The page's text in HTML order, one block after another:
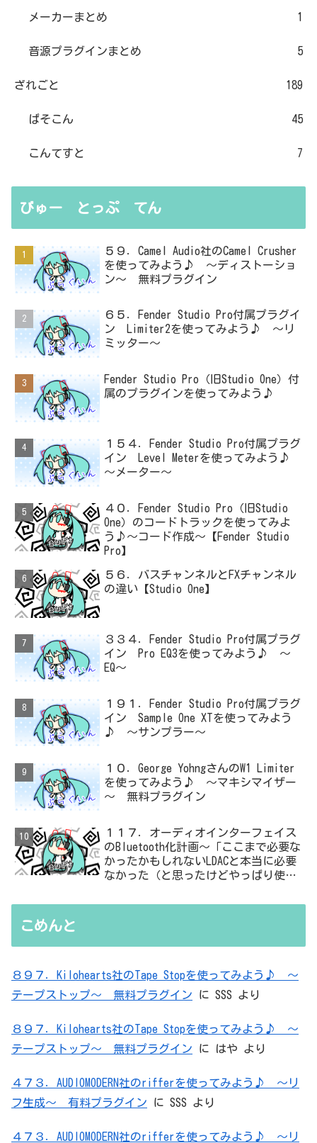
メーカーまとめ 1
音源プラグインまとめ 5
ざれごと 189
ぱそこん 45
こんてすと 7
びゅー とっぷ てん
５９．Camel Audio社のCamel Crusher
を使ってみよう♪ ～ディストーショ
ン～ 無料プラグイン
６５．Fender Studio Pro付属プラグイ
ン Limiter2を使ってみよう♪ ～リ
ミッター～
Fender Studio Pro（旧Studio One）付
属のプラグインを使ってみよう♪
１５４．Fender Studio Pro付属プラグ
イン Level Meterを使ってみよう♪
～メーター～
４０．Fender Studio Pro（旧Studio
One）のコードトラックを使ってみよ
う♪～コード作成～【Fender Studio
Pro】
５６．バスチャンネルとFXチャンネル
の違い【Studio One】
３３４．Fender Studio Pro付属プラグ
イン Pro EQ3を使ってみよう♪ ～
EQ～
１９１．Fender Studio Pro付属プラグ
イン Sample One XTを使ってみよう
♪ ～サンプラー～
１０．George YohngさんのW1 Limiter
を使ってみよう♪ ～マキシマイザー
～ 無料プラグイン
１１７．オーディオインターフェイス
のBluetooth化計画～「ここまで必要な
かったかもしれないLDACと本当に必要
なかった（と思ったけどやっぱり使っ
無駄を重ねた結論はシンプルだった
こめんと
８９７．Kilohearts社のTape Stopを使ってみよう♪ ～
テープストップ～ 無料プラグイン に SSS より
８９７．Kilohearts社のTape Stopを使ってみよう♪ ～
テープストップ～ 無料プラグイン に はや より
４７３．AUDIOMODERN社のrifferを使ってみよう♪ ～リ
フ生成～ 有料プラグイン に SSS より
４７３．AUDIOMODERN社のrifferを使ってみよう♪ ～リ